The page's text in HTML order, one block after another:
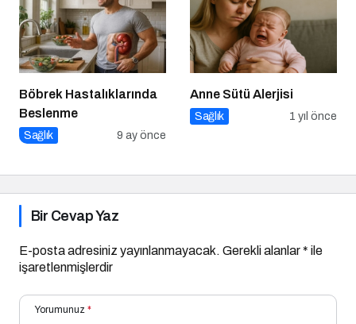
Böbrek Hastalıklarında
Beslenme
Sağlık 9 ay önce
Anne Sütü Alerjisi
Sağlık 1 yıl önce
Bir Cevap Yaz
E-posta adresiniz yayınlanmayacak. Gerekli alanlar* ile
işaretlenmişlerdir
Yorumunuz *